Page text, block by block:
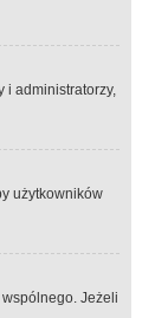
i administratorzy,
użytkowników
Jeżeli